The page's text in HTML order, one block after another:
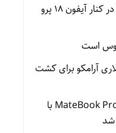
ایرپاد دوربین‌دار اپل احتمالا در کنار آیفون ۱۸ پرو
است
میلیون دلاری آرامکو برای کشت
لپ‌تاپ فوق‌سبک هواوی MateBook Pro S با